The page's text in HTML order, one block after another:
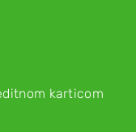
karticom